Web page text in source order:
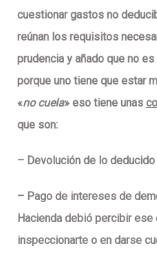
cuestionar gastos no
reúnan los requisitos
prudencia y añado que no
porque uno tiene que estar
«no cuela» eso tiene unas
que son:
– Devolución de lo deducido
– Pago de intereses de
Hacienda debió percibir
inspeccionarte o en darse